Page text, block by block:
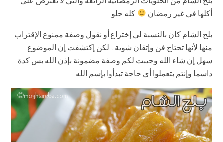
أكلها في غير رمضان
كله حلو
بلح الشام كان بالنسبة لي إختراع أو نقول وصفة ممنوع الإقتراب
منها لأنها تحتاج فن وإتقان شوية .. لكن إكتشفت إن الموضوع
سهل إن شاء الله وجيبت لكم وصفة مضمونة بإذن الله بس كدة
داسما وإنتم بتعملوا أي حاجة تبدأوا بإسم الله